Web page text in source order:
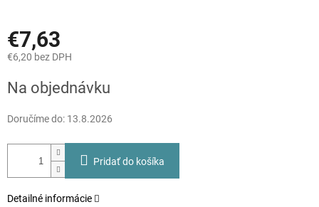
€7,63
€6,20 bez DPH
cena:
Na objednávku
Doručíme do: 13.8.2026
Pridať do košíka
Detailné informácie